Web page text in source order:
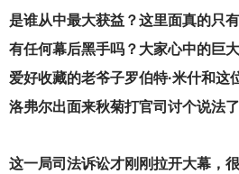
是谁从中最大获益？这里面真的只
有任何幕后黑手吗？大家心中的巨
爱好收藏的老爷子罗伯特·米什和这
洛弗尔出面来秋菊打官司讨个说法了
这一局司法诉讼才刚刚拉开大幕，